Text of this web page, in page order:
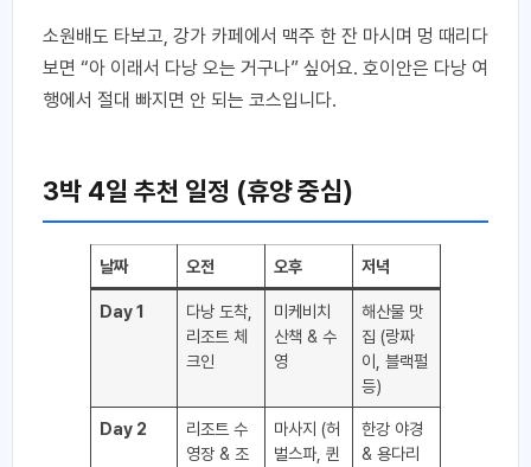
소원배도 타보고, 강가 카페에서 맥주 한 잔 마시며 멍 때리다
보면 “아 이래서 다낭 오는 거구나” 싶어요. 호이안은 다낭 여
행에서 절대 빠지면 안 되는 코스입니다.
3박 4일 추천 일정 (휴양 중심)
날짜 오전 오후 저녁
Day 1
다낭 도착,
리조트 체
크인
미케비치
산책 & 수
영
해산물 맛
집 (랑짜
이, 블랙펄
등)
Day 2
리조트 수
영장 & 조
마사지 (허
벌스파, 퀸
한강 야경
& 용다리